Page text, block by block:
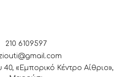
210 6109597
40, «Εμπορικό Κέντρο Αίθριο»,